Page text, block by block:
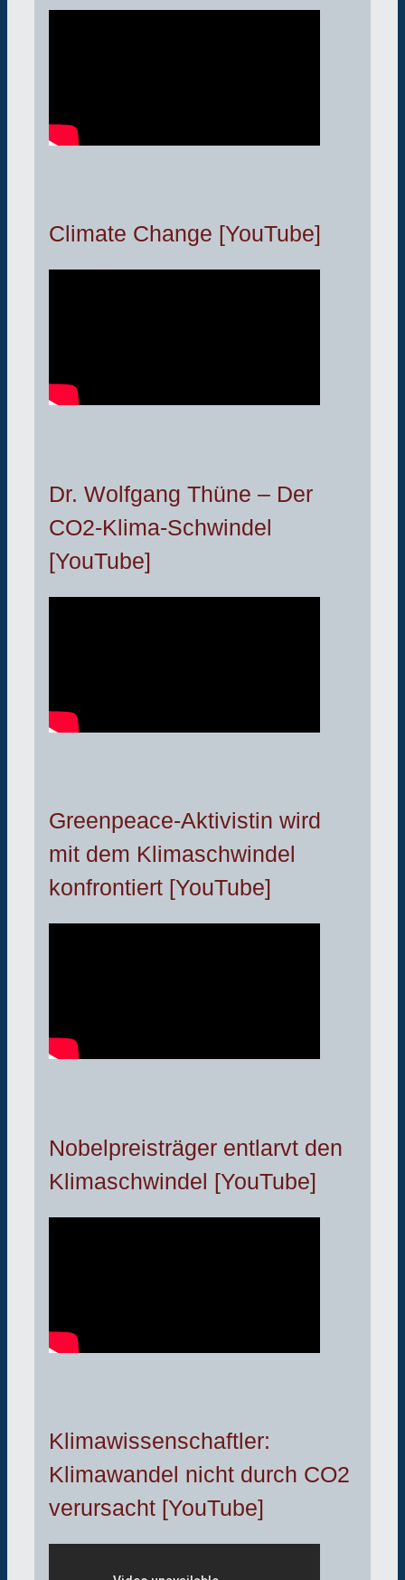
Climate Change [YouTube]
Dr. Wolfgang Thüne – Der
CO2-Klima-Schwindel
[YouTube]
Greenpeace-Aktivistin wird
mit dem Klimaschwindel
konfrontiert [YouTube]
Nobelpreisträger entlarvt den
Klimaschwindel [YouTube]
Klimawissenschaftler:
Klimawandel nicht durch CO2
verursacht [YouTube]